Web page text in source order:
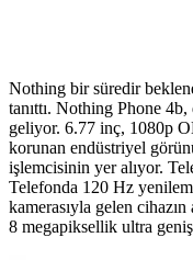
Nothing bir süredir
tanıttı. Nothing Phone
geliyor. 6.77 inç, 1080p
korunan endüstriyel
işlemcisinin yer alıyor.
Telefonda 120 Hz
kamerasıyla gelen
8 megapiksellik ultra